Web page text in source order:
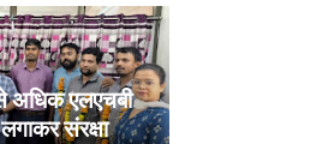
अधिक एलएचबी
संरक्षा